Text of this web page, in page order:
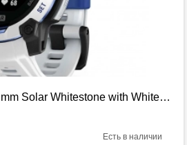
Garmin Instinct 3 – 45 mm Solar Whitestone with Whitestone/Bolt Blue Band 010-02934-03
Есть в наличии